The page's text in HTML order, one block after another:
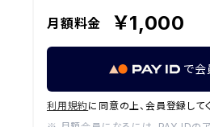
月額料金 ￥1,000
で会
利用規約に同意の上、会員登録して